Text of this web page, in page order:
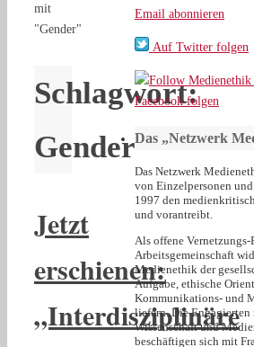
mit
"Gender"
Schlagwort:
Gender
Jetzt
erschienen:
„Interdisziplinäre
Email abonnieren
Auf Twitter folgen
Facebook folgen
Das „Netzwerk
Das Netzwerk
von Einzelpersonen
1997 den
und vorantreibt.
Als offene
Arbeitsgemeinschaft
Medienethik der
Aufgabe, ethische
Kommunikations- und
liefern. Die
Wissenschaft und
beschäftigen sich mit